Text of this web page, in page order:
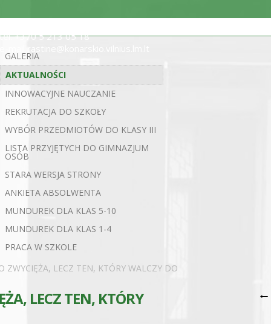
tel. +370 5 213 05 18
GALERIA
AKTUALNOŚCI
INNOWACYJNE NAUCZANIE
REKRUTACJA DO SZKOŁY
WYBÓR PRZEDMIOTÓW DO KLASY III
LISTA PRZYJĘTYCH DO GIMNAZJUM
OSÓB
STARA WERSJA STRONY
ANKIETA ABSOLWENTA
MUNDUREK DLA KLAS 5-10
MUNDUREK DLA KLAS 1-4
PRACA W SZKOLE
ZWYCIĘŻA, LECZ TEN, KTÓRY WALCZY DO
LECZ TEN, KTÓRY ←